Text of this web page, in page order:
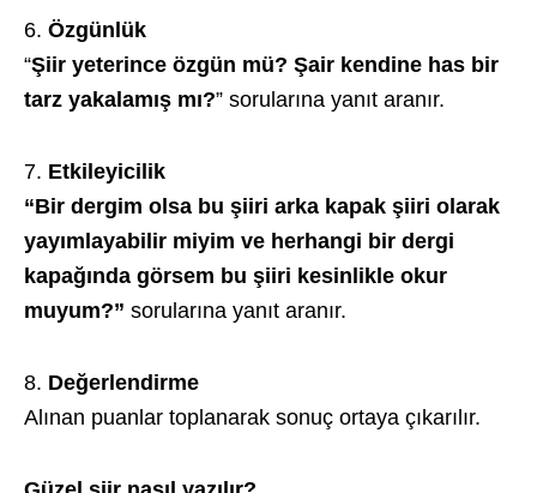
Özgünlük
“Şiir yeterince özgün mü? Şair kendine has bir
tarz yakalamış mı?” sorularına yanıt aranır.
Etkileyicilik
“Bir dergim olsa bu şiiri arka kapak şiiri olarak
yayımlayabilir miyim ve herhangi bir dergi
kapağında görsem bu şiiri kesinlikle okur
muyum?” sorularına yanıt aranır.
Değerlendirme
Alınan puanlar toplanarak sonuç ortaya çıkarılır.